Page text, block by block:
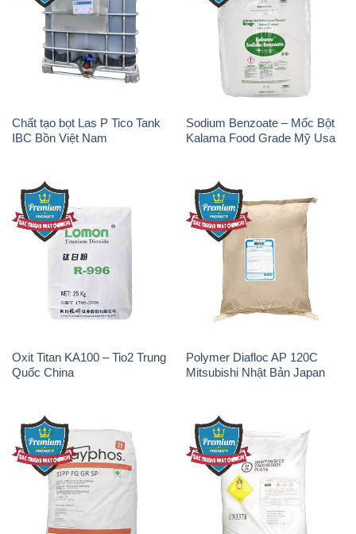
Chất tạo bọt Las P Tico Tank
IBC Bồn Việt Nam
Sodium Benzoate – Mốc Bột
Kalama Food Grade Mỹ Usa
Oxit Titan KA100 – Tio2 Trung
Quốc China
Polymer Diafloc AP 120C
Mitsubishi Nhật Bản Japan